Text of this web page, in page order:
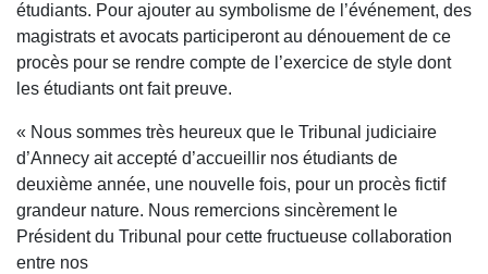
étudiants. Pour ajouter au symbolisme de l’événement, des
magistrats et avocats participeront au dénouement de ce
procès pour se rendre compte de l’exercice de style dont
les étudiants ont fait preuve.
« Nous sommes très heureux que le Tribunal judiciaire
d’Annecy ait accepté d’accueillir nos étudiants de
deuxième année, une nouvelle fois, pour un procès fictif
grandeur nature. Nous remercions sincèrement le
Président du Tribunal pour cette fructueuse collaboration
entre nos